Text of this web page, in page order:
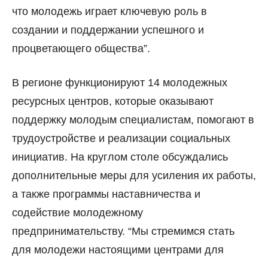
что молодежь играет ключевую роль в
создании и поддержании успешного и
процветающего общества”.
В регионе функционируют 14 молодежных
ресурсных центров, которые оказывают
поддержку молодым специалистам, помогают в
трудоустройстве и реализации социальных
инициатив. На круглом столе обсуждались
дополнительные меры для усиления их работы,
а также программы наставничества и
содействие молодежному
предпринимательству. “Мы стремимся стать
для молодежи настоящими центрами для